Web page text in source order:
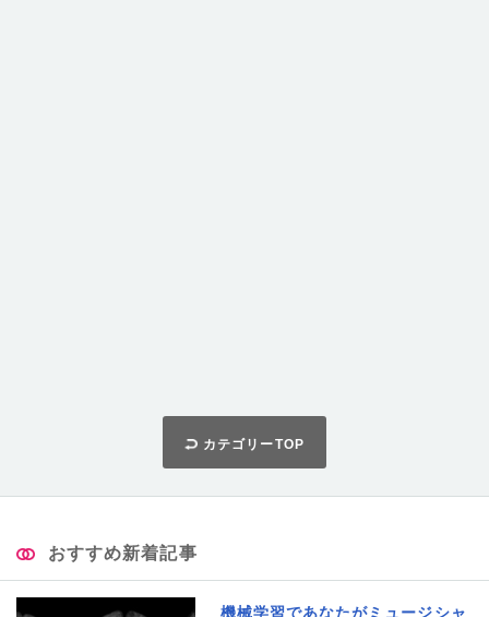
カテゴリーTOP
おすすめ新着記事
機械学習であなたがミュージシャ